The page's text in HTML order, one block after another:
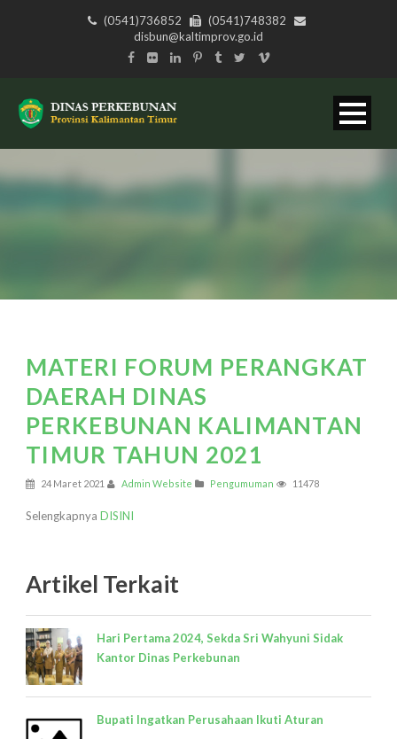
(0541)736852
(0541)748382
disbun@kaltimprov.go.id
MATERI FORUM PERANGKAT
DAERAH DINAS
PERKEBUNAN KALIMANTAN
TIMUR TAHUN 2021
24 Maret 2021 Admin Website Pengumuman 11478
Selengkapnya DISINI
Artikel Terkait
Hari Pertama 2024, Sekda Sri Wahyuni Sidak
Kantor Dinas Perkebunan
Bupati Ingatkan Perusahaan Ikuti Aturan